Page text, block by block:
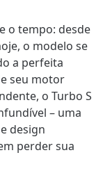
o tempo: desde
o modelo se
a perfeita
seu motor
o Turbo S
– uma
design
perder sua